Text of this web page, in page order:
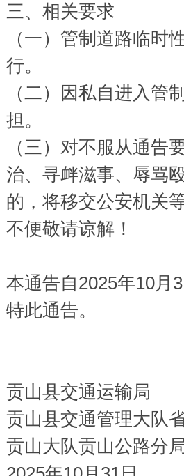
三、相关要求
（一）管制道路临时
行。
（二）因私自进入管
担。
（三）对不服从通告
治、寻衅滋事、辱骂
的，将移交公安机关
不便敬请谅解！
本通告自2025年10月
特此通告。
贡山县交通运输局
贡山县交通管理大队
贡山大队贡山公路分